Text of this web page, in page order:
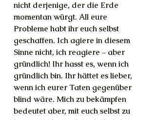
nicht derjenige, der die Erde
momentan würgt. All eure
Probleme habt ihr euch selbst
geschaffen. Ich agiere in diesem
Sinne nicht, ich reagiere – aber
gründlich! Ihr hasst es, wenn ich
gründlich bin. Ihr hättet es lieber,
wenn ich eurer Taten gegenüber
blind wäre. Mich zu bekämpfen
bedeutet aber, mit euch selbst zu